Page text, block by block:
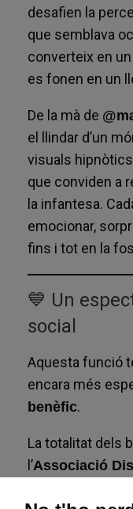
desafien la
que semblava
converteix en
es fonen en un
De la mà de
el llindar d’un
visuals
que conviden a
la infantesa.
emocionar,
fins i tot en la
💙 Un
social
Aquesta funció
encara més
benèfic.
La totalitat dels
l’Associació